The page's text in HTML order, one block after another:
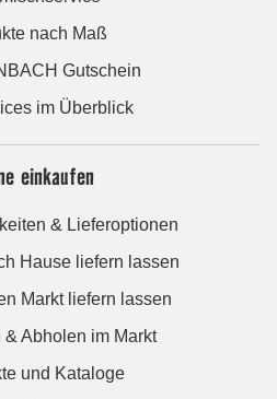
nach Maß
Gutschein
im Überblick
einkaufen
& Lieferoptionen
Hause liefern lassen
Markt liefern lassen
& Abholen im Markt
und Kataloge